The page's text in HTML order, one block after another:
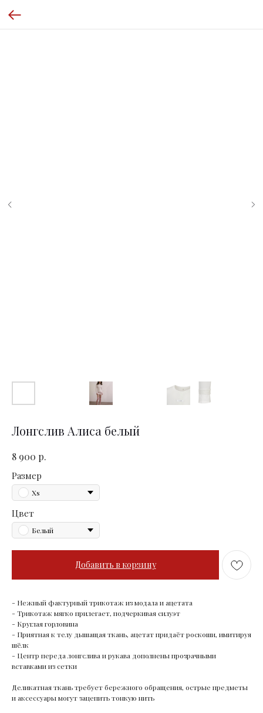
Лонгслив Алиса белый
8 900 р.
Размер
Xs
Цвет
Белый
Добавить в корзину
- Нежный фактурный трикотаж из модала и ацетата
- Трикотаж мягко прилегает, подчеркивая силуэт
- Круглая горловина
- Приятная к телу дышащая ткань, ацетат придаёт роскоши, имитируя
шёлк
- Центр переда лонгслива и рукава дополнены прозрачными
вставками из сетки
Деликатная ткань требует бережного обращения, острые предметы
и аксессуары могут зацепить тонкую нить